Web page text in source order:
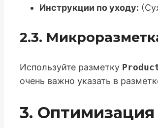
Инструкции по уходу:
2.3.
Используйте разметку
очень важно указать в
3.